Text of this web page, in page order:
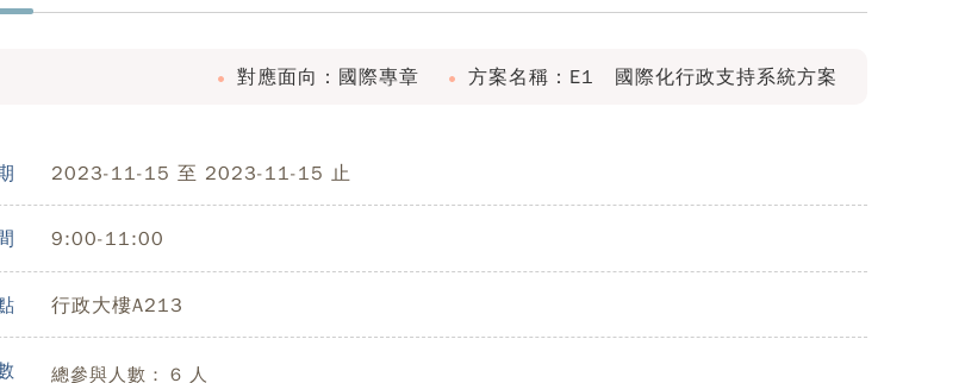
對應面向：國際專章 方案名稱：E1 國際化行政支持系統方案
2023-11-15 至 2023-11-15 止
9:00-11:00
行政大樓A213
總參與人數：
6 人